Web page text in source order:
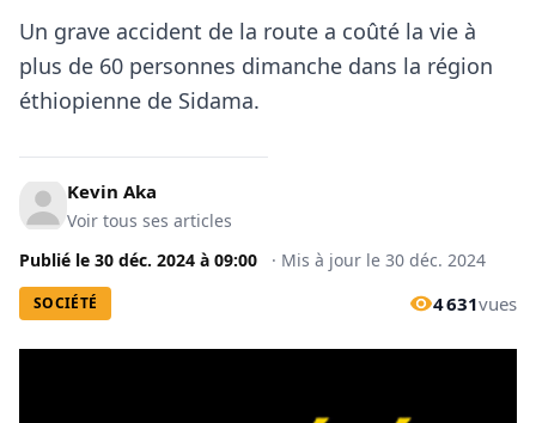
Un grave accident de la route a coûté la vie à
plus de 60 personnes dimanche dans la région
éthiopienne de Sidama.
Kevin Aka
Voir tous ses articles
Publié le 30 déc. 2024 à 09:00 · Mis à jour le 30 déc. 2024
SOCIÉTÉ 4 631vues